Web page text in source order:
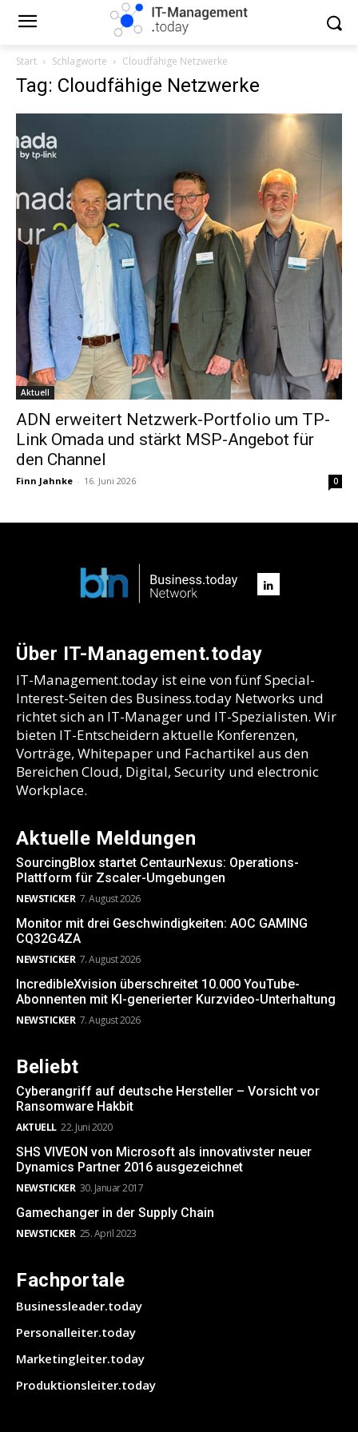
Start Schlagworte Cloudfähige Netzwerke
Tag: Cloudfähige Netzwerke
Aktuell
ADN erweitert Netzwerk-Portfolio um TP-
Link Omada und stärkt MSP-Angebot für
den Channel
Finn Jahnke - 16. Juni 2026 0
Über IT-Management.today
IT-Management.today ist eine von fünf Special-
Interest-Seiten des Business.today Networks und
richtet sich an IT-Manager und IT-Spezialisten. Wir
bieten IT-Entscheidern aktuelle Konferenzen,
Vorträge, Whitepaper und Fachartikel aus den
Bereichen Cloud, Digital, Security und electronic
Workplace.
Aktuelle Meldungen
SourcingBlox startet CentaurNexus: Operations-
Plattform für Zscaler-Umgebungen
NEWSTICKER 7. August 2026
Monitor mit drei Geschwindigkeiten: AOC GAMING
CQ32G4ZA
NEWSTICKER 7. August 2026
IncredibleXvision überschreitet 10.000 YouTube-
Abonnenten mit KI-generierter Kurzvideo-Unterhaltung
NEWSTICKER 7. August 2026
Beliebt
Cyberangriff auf deutsche Hersteller – Vorsicht vor
Ransomware Hakbit
AKTUELL 22. Juni 2020
SHS VIVEON von Microsoft als innovativster neuer
Dynamics Partner 2016 ausgezeichnet
NEWSTICKER 30. Januar 2017
Gamechanger in der Supply Chain
NEWSTICKER 25. April 2023
Fachportale
Businessleader.today
Personalleiter.today
Marketingleiter.today
Produktionsleiter.today